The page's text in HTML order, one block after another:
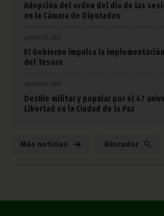
Adopción del orden del día de las
en la Cámara de Diputados
agosto 05, 2026
El Gobierno impulsa la
del Tesoro
agosto 04, 2026
Desfile militar y popular por el 47
Libertad en la Ciudad de la Paz
Más noticias Búscador